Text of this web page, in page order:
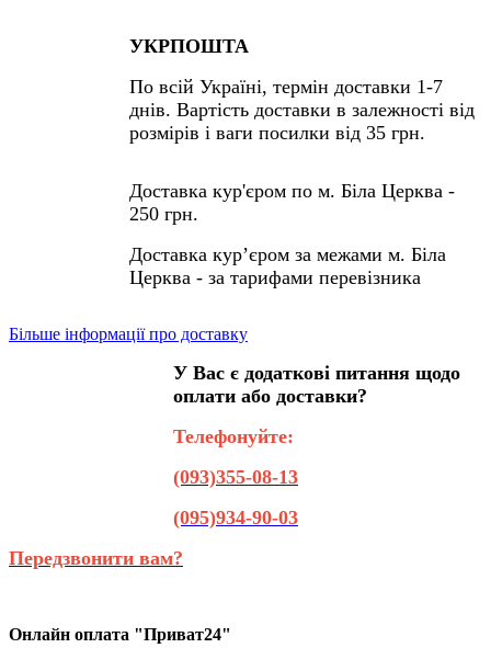
УКРПОШТА
По всій Україні, термін доставки 1-7
днів. Вартість доставки в залежності від
розмірів і ваги посилки від 35 грн.
Доставка кур'єром по м. Біла Церква -
250 грн.
Доставка кур’єром за межами м. Біла
Церква - за тарифами перевізника
Більше інформації про доставку
У Вас є додаткові питання щодо
оплати або доставки?
Телефонуйте:
(093)355-08-13
(095)934-90-03
Передзвонити вам?
Онлайн оплата "Приват24"